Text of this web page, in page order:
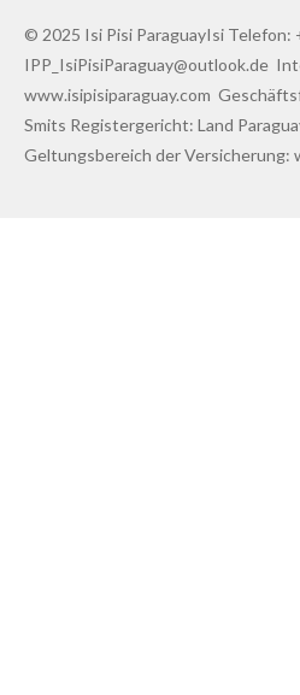
© 2025 Isi Pisi ParaguayIsi Telefon:
IPP_IsiPisiParaguay@outlook.de
www.isipisiparaguay.com
Smits Registergericht: Land
Geltungsbereich der Versicherung: